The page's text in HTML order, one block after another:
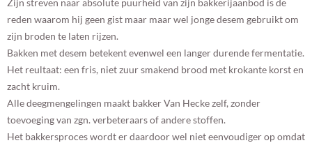
Zijn streven naar absolute puurheid van zijn bakkerijaanbod is de
reden waarom hij geen gist maar maar wel jonge desem gebruikt om
zijn broden te laten rijzen.
Bakken met desem betekent evenwel een langer durende fermentatie.
Het reultaat: een fris, niet zuur smakend brood met krokante korst en
zacht kruim.
Alle deegmengelingen maakt bakker Van Hecke zelf, zonder
toevoeging van zgn. verbeteraars of andere stoffen.
Het bakkersproces wordt er daardoor wel niet eenvoudiger op omdat